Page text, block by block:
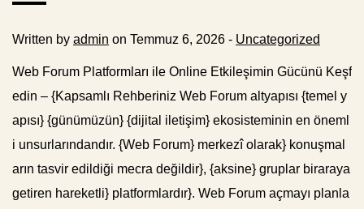
Written by admin on Temmuz 6, 2026 - Uncategorized
Web Forum Platformları ile Online Etkileşimin Gücünü Keşf
edin – {Kapsamlı Rehberiniz Web Forum altyapısı {temel y
apısı} {günümüzün} {dijital iletişim} ekosisteminin en öneml
i unsurlarındandır. {Web Forum} merkezî olarak} konuşmal
arın tasvir edildiği mecra değildir}, {aksine} gruplar biraraya
getiren hareketli} platformlardır}. Web Forum açmayı planla